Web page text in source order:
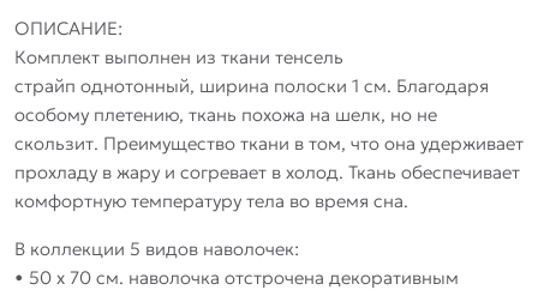
ОПИСАНИЕ:
Комплект выполнен из ткани тенсель
страйп однотонный, ширина полоски 1 см. Благодаря
особому плетению, ткань похожа на шелк, но не
скользит. Преимущество ткани в том, что она удерживает
прохладу в жару и согревает в холод. Ткань обеспечивает
комфортную температуру тела во время сна.
В коллекции 5 видов наволочек:
• 50 х 70 см. наволочка отстрочена декоративным